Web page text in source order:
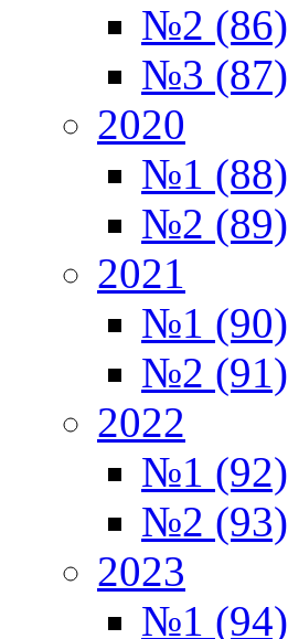
№2 (86)
№3 (87)
2020
№1 (88)
№2 (89)
2021
№1 (90)
№2 (91)
2022
№1 (92)
№2 (93)
2023
№1 (94)